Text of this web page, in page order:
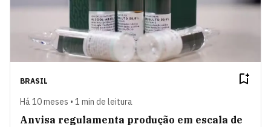
BRASIL
Há 10 meses • 1 min de leitura
Anvisa regulamenta produção em escala de